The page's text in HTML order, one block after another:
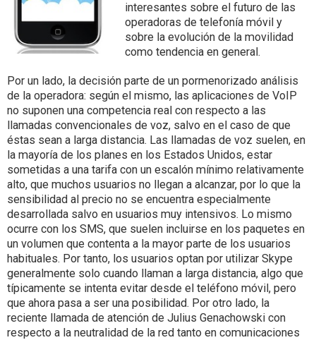
interesantes sobre el futuro de las
operadoras de telefonía móvil y
sobre la evolución de la movilidad
como tendencia en general.
Por un lado, la decisión parte de un pormenorizado análisis
de la operadora: según el mismo, las aplicaciones de VoIP
no suponen una competencia real con respecto a las
llamadas convencionales de voz, salvo en el caso de que
éstas sean a larga distancia. Las llamadas de voz suelen, en
la mayoría de los planes en los Estados Unidos, estar
sometidas a una tarifa con un escalón mínimo relativamente
alto, que muchos usuarios no llegan a alcanzar, por lo que la
sensibilidad al precio no se encuentra especialmente
desarrollada salvo en usuarios muy intensivos. Lo mismo
ocurre con los SMS, que suelen incluirse en los paquetes en
un volumen que contenta a la mayor parte de los usuarios
habituales. Por tanto, los usuarios optan por utilizar Skype
generalmente solo cuando llaman a larga distancia, algo que
típicamente se intenta evitar desde el teléfono móvil, pero
que ahora pasa a ser una posibilidad. Por otro lado, la
reciente llamada de atención de Julius Genachowski con
respecto a la neutralidad de la red tanto en comunicaciones